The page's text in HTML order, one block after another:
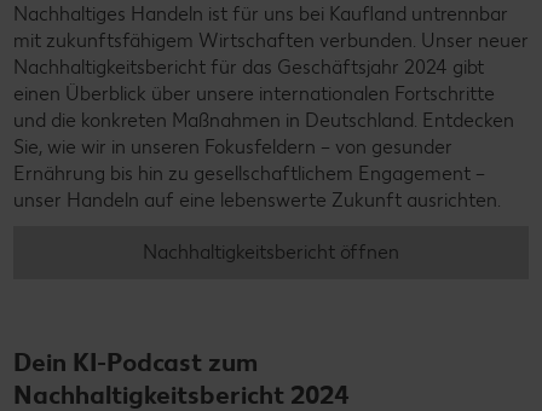
Nachhaltiges Handeln ist für uns bei Kaufland untrennbar
mit zukunftsfähigem Wirtschaften verbunden. Unser neuer
Nachhaltigkeitsbericht für das Geschäftsjahr 2024 gibt
einen Überblick über unsere internationalen Fortschritte
und die konkreten Maßnahmen in Deutschland. Entdecken
Sie, wie wir in unseren Fokusfeldern – von gesunder
Ernährung bis hin zu gesellschaftlichem Engagement –
unser Handeln auf eine lebenswerte Zukunft ausrichten.
Nachhaltigkeitsbericht öffnen
Dein KI-Podcast zum
Nachhaltigkeitsbericht 2024